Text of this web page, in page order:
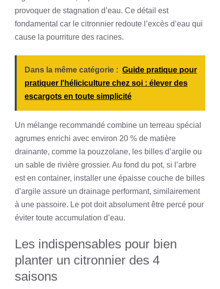
provoquer de stagnation d’eau. Ce détail est
fondamental car le citronnier redoute l’excès d’eau qui
cause la pourriture des racines.
Dans la même catégorie : Guide pratique pour
pratiquer l'héliciculture chez soi : élever des
escargots en toute simplicité
Un mélange recommandé combine un terreau spécial
agrumes enrichi avec environ 20 % de matière
drainante, comme la pouzzolane, les billes d’argile ou
un sable de rivière grossier. Au fond du pot, si l’arbre
est en container, installer une épaisse couche de billes
d’argile assure un drainage performant, similairement
à une passoire. Le pot doit absolument être percé pour
éviter toute accumulation d’eau.
Les indispensables pour bien
planter un citronnier des 4
saisons